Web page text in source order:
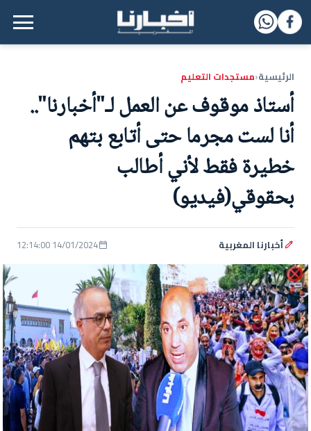
القائمة الرئيسية
الرئيسية‹مستجدات التعليم
أستاذ موقوف عن العمل لـ"أخبارنا"..
أنا لست مجرما حتى أتابع بتهم
خطيرة فقط لأني أطالب
بحقوقي(فيديو)
أخبارنا المغربية 14/01/2024 12:14:00